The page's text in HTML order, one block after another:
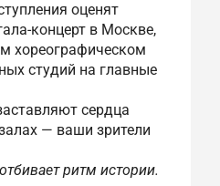
оценят
концерт в Москве,
хореографическом
студий на главные
сердца
— ваши зрители
ритм истории.